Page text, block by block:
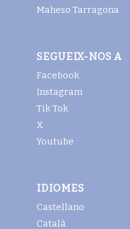
Maheso Tarragona
SEGUEIX-NOS A
Facebook
Instagram
Tik Tok
X
Youtube
IDIOMES
Castellano
Català